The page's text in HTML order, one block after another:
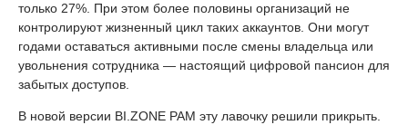
только 27%. При этом более половины организаций не
контролируют жизненный цикл таких аккаунтов. Они могут
годами оставаться активными после смены владельца или
увольнения сотрудника — настоящий цифровой пансион для
забытых доступов.
В новой версии BI.ZONE PAM эту лавочку решили прикрыть.